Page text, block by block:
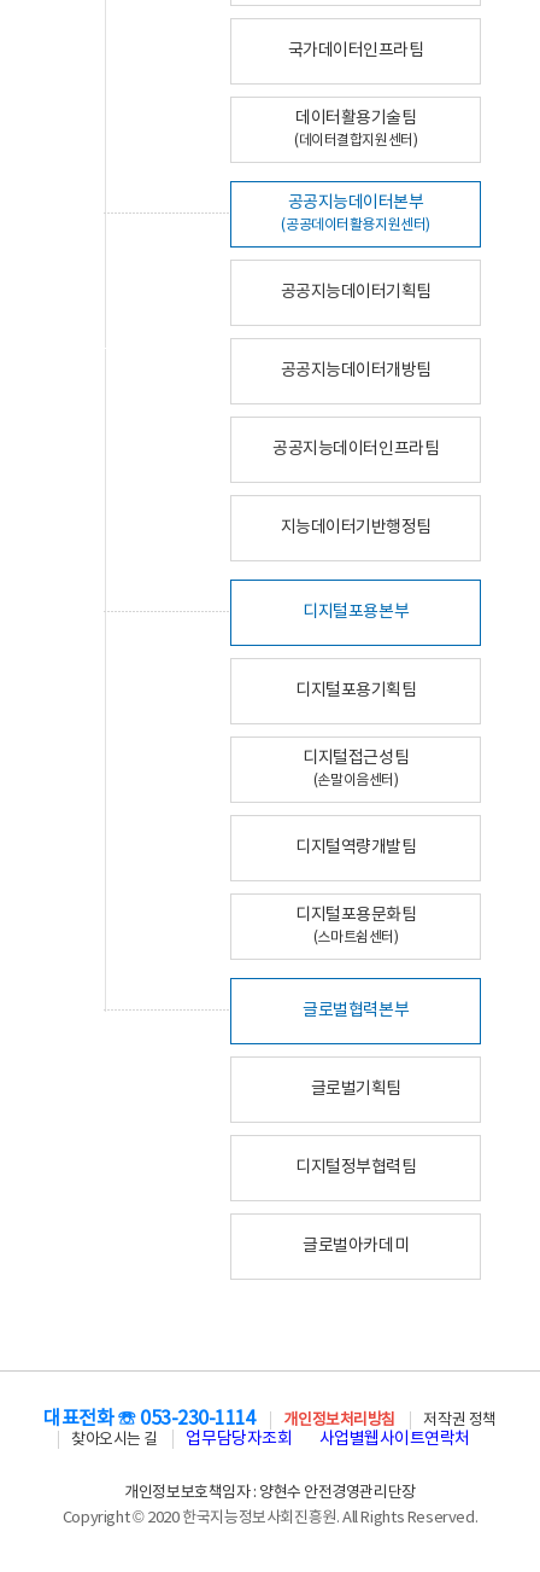
국가데이터인프라팀
데이터활용기술팀
(데이터결합지원센터)
공공지능데이터본부
(공공데이터활용지원센터)
공공지능데이터기획팀
공공지능데이터개방팀
공공지능데이터인프라팀
지능데이터기반행정팀
디지털포용본부
디지털포용기획팀
디지털접근성팀
(손말이음센터)
디지털역량개발팀
디지털포용문화팀
(스마트쉼센터)
글로벌협력본부
글로벌기획팀
디지털정부협력팀
글로벌아카데미
대표전화 ☏ 053-230-1114 개인정보처리방침
저작권 정책
찾아오시는 길
업무담당자조회 사업별웹사이트연락처
개인정보보호책임자 : 양현수 안전경영관리단장
Copyright © 2020 한국지능정보사회진흥원. All Rights Reserved.